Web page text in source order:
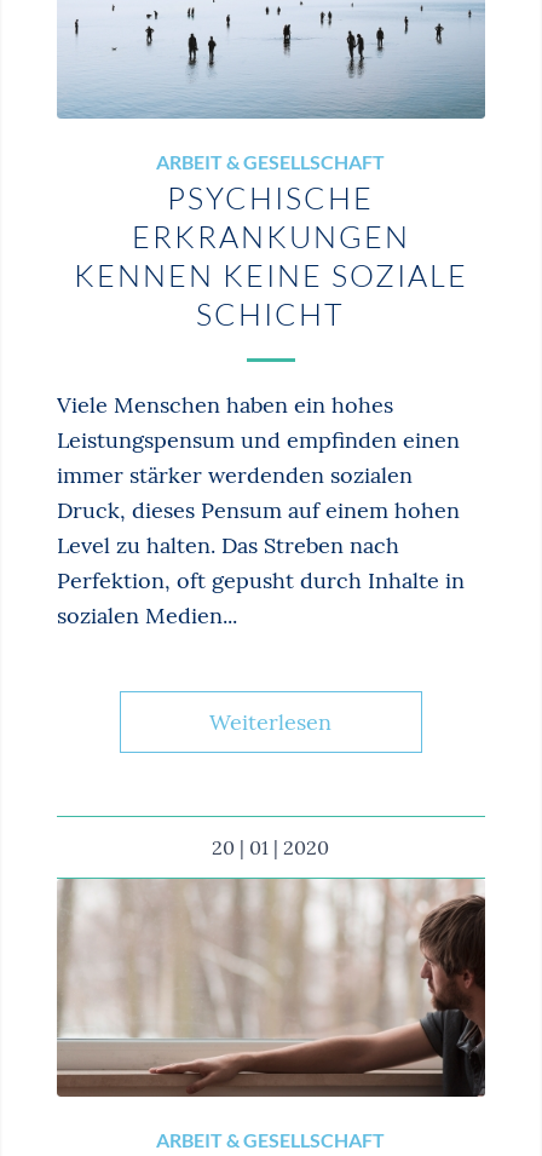
ARBEIT & GESELLSCHAFT
PSYCHISCHE
ERKRANKUNGEN
KENNEN KEINE SOZIALE
SCHICHT
Viele Menschen haben ein hohes
Leistungspensum und empfinden einen
immer stärker werdenden sozialen
Druck, dieses Pensum auf einem hohen
Level zu halten. Das Streben nach
Perfektion, oft gepusht durch Inhalte in
sozialen Medien...
Weiterlesen
20 | 01 | 2020
ARBEIT & GESELLSCHAFT